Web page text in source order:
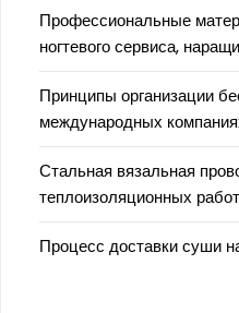
Профессиональные
ногтевого сервиса,
Принципы организации
международных
Стальная вязальная
теплоизоляционных
Процесс доставки суши